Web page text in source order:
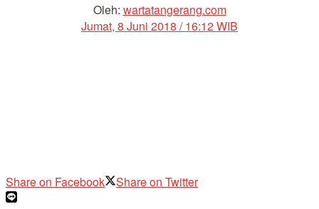
Oleh: wartatangerang.com
Jumat, 8 Juni 2018 / 16:12 WIB
Share on Facebook Share on Twitter